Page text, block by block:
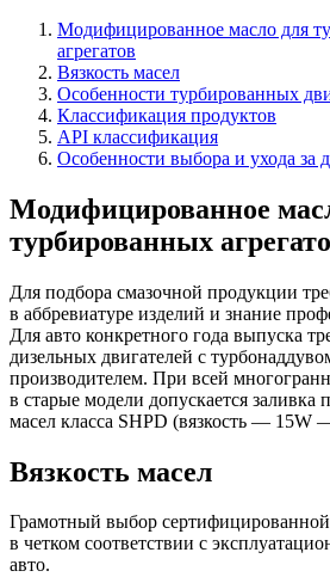
Модифицированное масло для
агрегатов
Вязкость масел
Особенности турбированных
Классификация продуктов
API классификация
Особенности выбора и ухода за
Модифицированное
турбированных
Для подбора смазочной продукции
в аббревиатуре изделий и знание
Для авто конкретного года выпуска
дизельных двигателей с
производителем. При всей
в старые модели допускается заливка
масел класса SHPD (вязкость — 15W
Вязкость масел
Грамотный выбор
в четком соответствии с
авто.